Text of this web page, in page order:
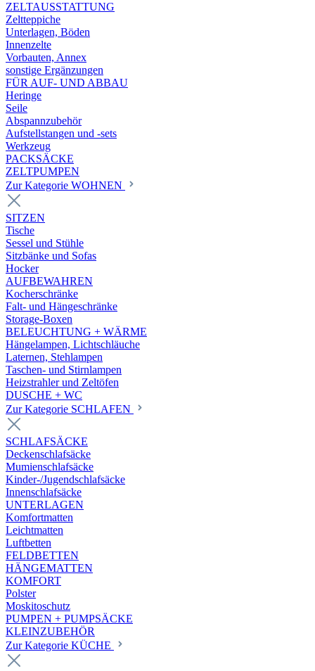
ZELTAUSSTATTUNG
Zeltteppiche
Unterlagen, Böden
Innenzelte
Vorbauten, Annex
sonstige Ergänzungen
FÜR AUF- UND ABBAU
Heringe
Seile
Abspannzubehör
Aufstellstangen und -sets
Werkzeug
PACKSÄCKE
ZELTPUMPEN
Zur Kategorie WOHNEN
SITZEN
Tische
Sessel und Stühle
Sitzbänke und Sofas
Hocker
AUFBEWAHREN
Kocherschränke
Falt- und Hängeschränke
Storage-Boxen
BELEUCHTUNG + WÄRME
Hängelampen, Lichtschläuche
Laternen, Stehlampen
Taschen- und Stirnlampen
Heizstrahler und Zeltöfen
DUSCHE + WC
Zur Kategorie SCHLAFEN
SCHLAFSÄCKE
Deckenschlafsäcke
Mumienschlafsäcke
Kinder-/Jugendschlafsäcke
Innenschlafsäcke
UNTERLAGEN
Komfortmatten
Leichtmatten
Luftbetten
FELDBETTEN
HÄNGEMATTEN
KOMFORT
Polster
Moskitoschutz
PUMPEN + PUMPSÄCKE
KLEINZUBEHÖR
Zur Kategorie KÜCHE